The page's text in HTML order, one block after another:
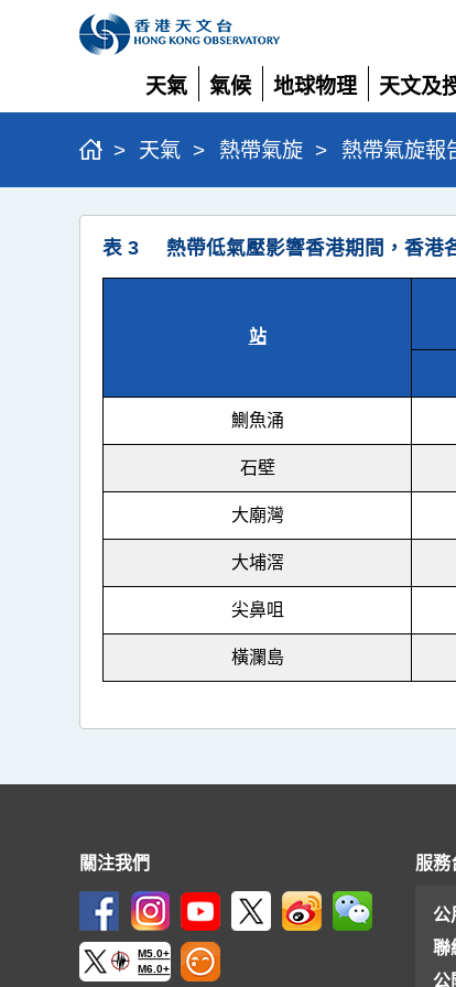
天氣
展
開
氣候
展
開
地球物理
展
開
天文及
展
開
> 天氣 > 熱帶氣旋 > 熱帶氣旋報
熱
帶
(八
月
六
日
九
日)
3
表 3 熱帶低氣壓影響香港期間，香港
站
鰂魚涌
石壁
大廟灣
大埔滘
尖鼻咀
橫瀾島
關注我們
M5.0+
M6.0+
服務
公
聯
公